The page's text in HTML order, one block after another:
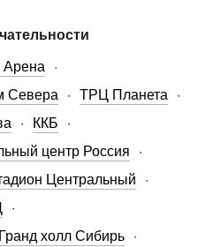
Арена
Севера
ТРЦ Планета
ККБ
центр Россия
Центральный
Гранд холл Сибирь